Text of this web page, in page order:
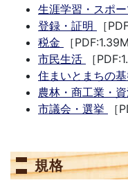
生涯学習・スポ
登録・証明
［
税金
［
市民生活
［
住まいとまちの
農林・商工業・
市議会・選挙
［
規格